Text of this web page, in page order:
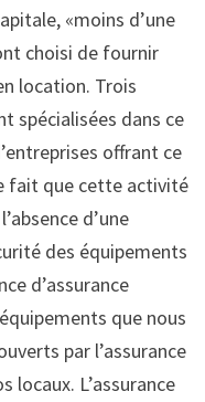
«moins d’une
choisi de fournir
location. Trois
spécialisées dans ce
offrant ce
fait que cette activité
d’une
des équipements
d’assurance
que nous
par l’assurance
locaux. L’assurance